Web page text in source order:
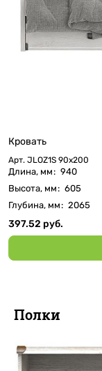
Кровать
Арт. JLOZ1S 90х200
Длина, мм: 940
Высота, мм: 605
Глубина, мм: 2065
397.52 руб.
Полки